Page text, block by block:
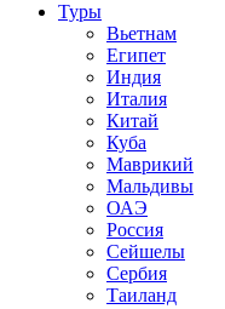
Туры
Вьетнам
Египет
Индия
Италия
Китай
Куба
Маврикий
Мальдивы
ОАЭ
Россия
Сейшелы
Сербия
Таиланд